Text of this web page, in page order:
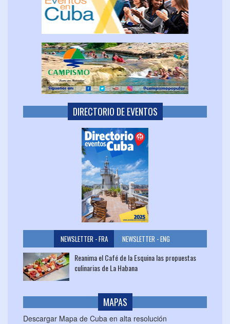
DIRECTORIO DE EVENTOS
NEWSLETTER - FRA NEWSLETTER - ENG
Reanima el Café de la Esquina las propuestas
culinarias de La Habana
MAPAS
Descargar Mapa de Cuba en alta resolución